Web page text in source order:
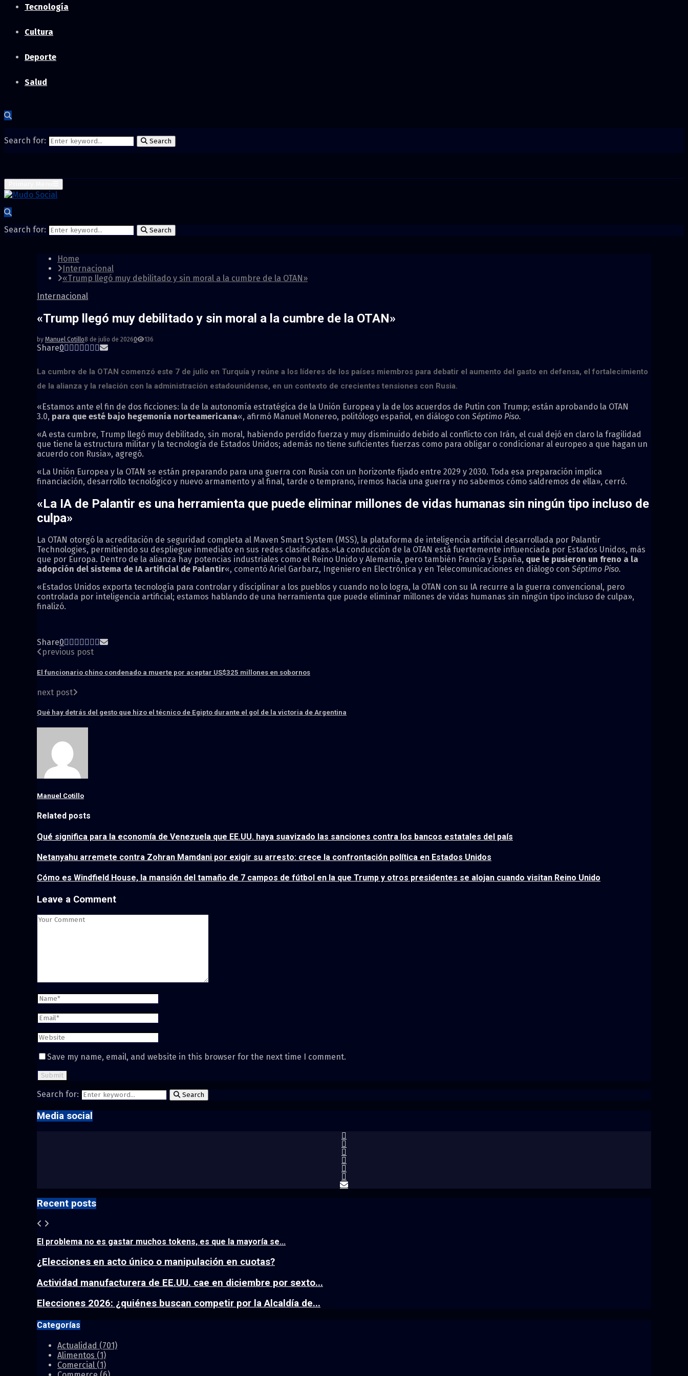
Tecnología
Cultura
Deporte
Salud
Search for: Search
Search for: Search
Home
Internacional
«Trump llegó muy debilitado y sin moral a la cumbre de la OTAN»
Internacional
«Trump llegó muy debilitado y sin moral a la cumbre de la OTAN»
by Manuel Cotillo8 de julio de 20260 136
Share0
La cumbre de la OTAN comenzó este 7 de julio en Turquía y reúne a los líderes de los países miembros para debatir el aumento del gasto en defensa, el fortalecimiento
de la alianza y la relación con la administración estadounidense, en un contexto de crecientes tensiones con Rusia.
«Estamos ante el fin de dos ficciones: la de la autonomía estratégica de la Unión Europea y la de los acuerdos de Putin con Trump; están aprobando la OTAN
3.0, para que esté bajo hegemonía norteamericana«, afirmó Manuel Monereo, politólogo español, en diálogo con Séptimo Piso.
«A esta cumbre, Trump llegó muy debilitado, sin moral, habiendo perdido fuerza y muy disminuido debido al conflicto con Irán, el cual dejó en claro la fragilidad
que tiene la estructura militar y la tecnología de Estados Unidos; además no tiene suficientes fuerzas como para obligar o condicionar al europeo a que hagan un
acuerdo con Rusia», agregó.
«La Unión Europea y la OTAN se están preparando para una guerra con Rusia con un horizonte fijado entre 2029 y 2030. Toda esa preparación implica
financiación, desarrollo tecnológico y nuevo armamento y al final, tarde o temprano, iremos hacia una guerra y no sabemos cómo saldremos de ella», cerró.
«La IA de Palantir es una herramienta que puede eliminar millones de vidas humanas sin ningún tipo incluso de
culpa»
La OTAN otorgó la acreditación de seguridad completa al Maven Smart System (MSS), la plataforma de inteligencia artificial desarrollada por Palantir
Technologies, permitiendo su despliegue inmediato en sus redes clasificadas.»La conducción de la OTAN está fuertemente influenciada por Estados Unidos, más
que por Europa. Dentro de la alianza hay potencias industriales como el Reino Unido y Alemania, pero también Francia y España, que le pusieron un freno a la
adopción del sistema de IA artificial de Palantir«, comentó Ariel Garbarz, Ingeniero en Electrónica y en Telecomunicaciones en diálogo con Séptimo Piso.
«Estados Unidos exporta tecnología para controlar y disciplinar a los pueblos y cuando no lo logra, la OTAN con su IA recurre a la guerra convencional, pero
controlada por inteligencia artificial; estamos hablando de una herramienta que puede eliminar millones de vidas humanas sin ningún tipo incluso de culpa»,
finalizó.
Share0
previous post
El funcionario chino condenado a muerte por aceptar US$325 millones en sobornos
next post
Qué hay detrás del gesto que hizo el técnico de Egipto durante el gol de la victoria de Argentina
Manuel Cotillo
Related posts
Qué significa para la economía de Venezuela que EE.UU. haya suavizado las sanciones contra los bancos estatales del país
Netanyahu arremete contra Zohran Mamdani por exigir su arresto: crece la confrontación política en Estados Unidos
Cómo es Windfield House, la mansión del tamaño de 7 campos de fútbol en la que Trump y otros presidentes se alojan cuando visitan Reino Unido
Leave a Comment
Save my name, email, and website in this browser for the next time I comment.
Search for: Search
Media social
Recent posts
El problema no es gastar muchos tokens, es que la mayoría se...
¿Elecciones en acto único o manipulación en cuotas?
Actividad manufacturera de EE.UU. cae en diciembre por sexto...
Elecciones 2026: ¿quiénes buscan competir por la Alcaldía de...
Categorías
Actualidad (701)
Alimentos (1)
Comercial (1)